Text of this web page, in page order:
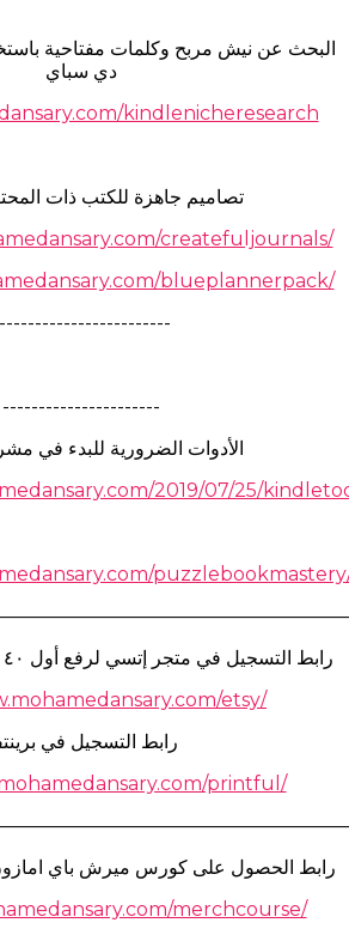
البحث عن نيش مربح وكلمات مفتاحية
دي سباي
kindlenicheresearch/
تصاميم جاهزة للكتب ذات
createfuljournals/
blueplannerpack/
----------------------
الأدوات الضرورية للبدء في
2019/07/25/
etsy/
printful/
رابط الحصول على كورس ميرش باي امازون بكود
merchcourse/